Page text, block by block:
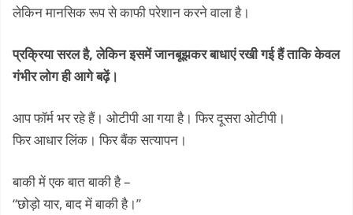
लेकिन मानसिक रूप से काफी परेशान करने वाला है।
प्रक्रिया सरल है, लेकिन इसमें जानबूझकर बाधाएं रखी गई हैं ताकि केवल
गंभीर लोग ही आगे बढ़ें।
आप फॉर्म भर रहे हैं। ओटीपी आ गया है। फिर दूसरा ओटीपी।
फिर आधार लिंक। फिर बैंक सत्यापन।
बाकी में एक बात बाकी है –
“छोड़ो यार, बाद में बाकी है।”